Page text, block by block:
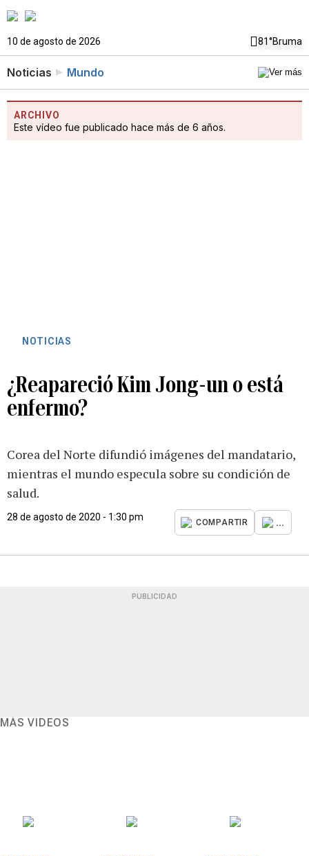
10 de agosto de 2026 81°Bruma
Noticias Mundo
ARCHIVO
Este vídeo fue publicado hace más de 6 años.
NOTICIAS
¿Reapareció Kim Jong-un o está
enfermo?
Corea del Norte difundió imágenes del mandatario,
mientras el mundo especula sobre su condición de
salud.
28 de agosto de 2020 - 1:30 pm
COMPARTIR ...
PUBLICIDAD
MÁS VIDEOS